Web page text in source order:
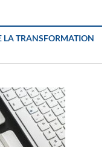
LA TRANSFORMATION